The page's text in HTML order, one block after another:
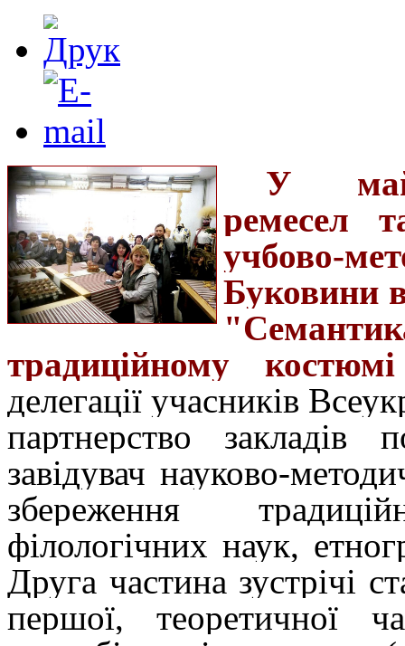
У
ремесел
учбово-
Буковини
традиційному
делегації учасників
партнерство закладів
завідувач науково-
збереження
філологічних наук,
Друга частина зустрічі
першої, теоретичної